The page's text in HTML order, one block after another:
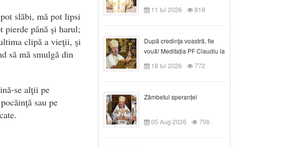
slăbi, mă pot lipsi
pierde până şi harul;
clipă a vieţii, şi
să mă smulgă din
se alţii pe
sau pe
Claudiu la Duminica a VI-a
după Rusalii
11 Iul 2026 818
După credinţa voastră, fie
vouă! Meditația PF Claudiu la
duminica a VII-a după Rusalii
18 Iul 2026 772
Zâmbetul speranței
05 Aug 2026 706